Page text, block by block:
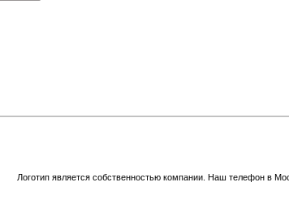
Логотип является собственностью компании. Наш телефон в